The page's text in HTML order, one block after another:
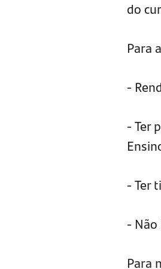
do
Para
-
- Ter
- Ter
-
Para